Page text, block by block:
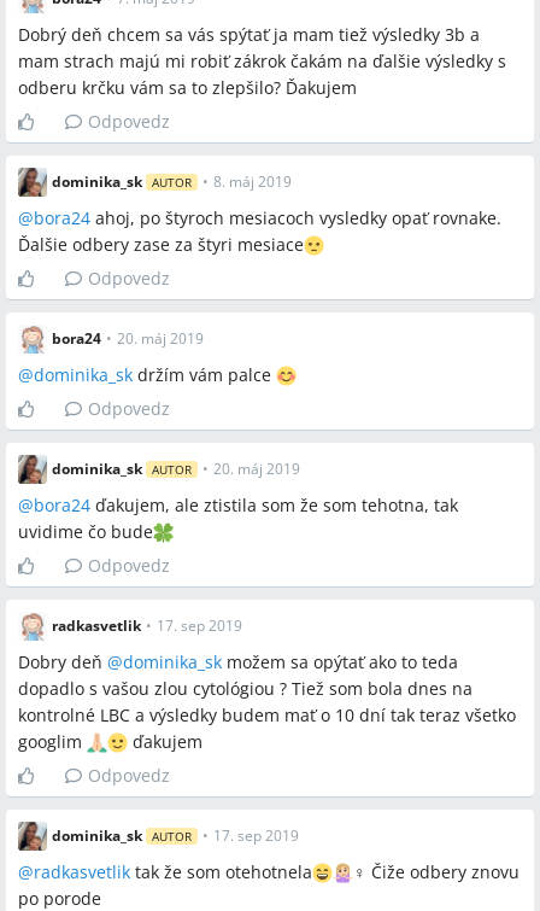
Dobrý deň chcem sa vás spýtať ja mam tiež výsledky 3b a
mam strach majú mi robiť zákrok čakám na ďalšie výsledky s
odberu krčku vám sa to zlepšilo? Ďakujem
Odpovedz
dominika_sk AUTOR • 8. máj 2019
@bora24 ahoj, po štyroch mesiacoch vysledky opať rovnake.
Ďalšie odbery zase za štyri mesiace
Odpovedz
bora24 • 20. máj 2019
@dominika_sk držím vám palce
Odpovedz
dominika_sk AUTOR • 20. máj 2019
@bora24 ďakujem, ale ztistila som že som tehotna, tak
uvidime čo bude
Odpovedz
radkasvetlik • 17. sep 2019
Dobry deň @dominika_sk možem sa opýtať ako to teda
dopadlo s vašou zlou cytológiou ? Tiež som bola dnes na
kontrolné LBC a výsledky budem mať o 10 dní tak teraz všetko
googlim
ďakujem
Odpovedz
dominika_sk AUTOR • 17. sep 2019
@radkasvetlik tak že som otehotnela
‍♀️ Čiže odbery znovu
po porode